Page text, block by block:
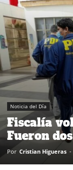
Noticia del Día
Fiscalía
Fueron
Por Cristian Higueras -